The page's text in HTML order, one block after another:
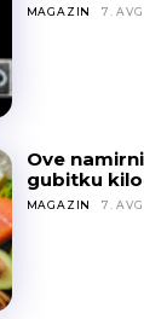
MAGAZIN 7.
Ove
gubitku
MAGAZIN 7.